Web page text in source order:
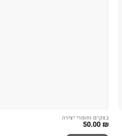
בצקים וחומרי יצירה
50.00 ₪